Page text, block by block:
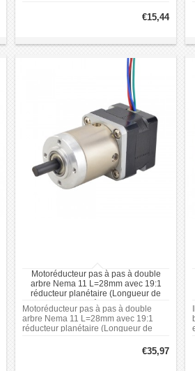
un courant nominal de 2,8 A par phase
et une plage de tension de 24 à 48 V.
57 x 57 mm et une longueur de 56
une longueur de 32 mm, avec une
longueur de coupe en D de 15 mm.
€15,44
Motoréducteur pas à pas à double
arbre Nema 11 L=28mm avec 19:1
réducteur planétaire (Longueur de
l'arbre arrière 9,5mm)
Motoréducteur pas à pas à double
arbre Nema 11 L=28mm avec 19:1
réducteur planétaire (Longueur de
engrenages: planétaire. Dimension de
€35,97